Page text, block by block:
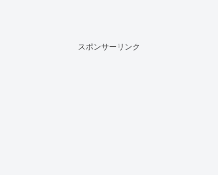
スポンサーリンク